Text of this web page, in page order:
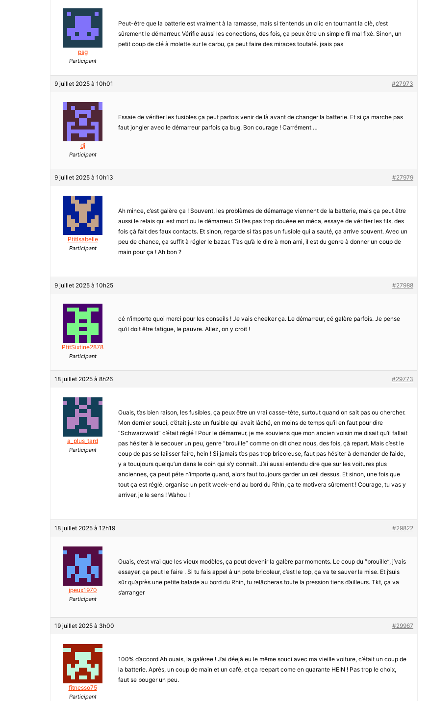
psg
Participant
Peut-être que la batterie est vraiment à la ramasse, mais si t’entends un clic en tournant la clè, c’est
sûrement le démarreur. Vérifie aussi les conections, des fois, ça peux être un simple fil mal fixé. Sinon, un
petit coup de clé à molette sur le carbu, ça peut faire des miraces toutafé. jsais pas
9 juillet 2025 à 10h01 #27973
dj
Participant
Essaie de vérifier les fusibles ça peut parfois venir de là avant de changer la batterie. Et si ça marche pas
faut jongler avec le démarreur parfois ça bug. Bon courage ! Carrément …
9 juillet 2025 à 10h13 #27979
PtitIsabelle
Participant
Ah mince, c’est galère ça ! Souvent, les problèmes de démarrage viennent de la batterie, mais ça peut être
aussi le relais qui est mort ou le démarreur. Si t’es pas trop douéee en méca, essaye de vérifier les fils, des
fois çà fait des faux contacts. Et sinon, regarde si t’as pas un fusible qui a sauté, ça arrive souvent. Avec un
peu de chance, ça suffit à régler le bazar. T’as qu’à le dire à mon ami, il est du genre à donner un coup de
main pour ça ! Ah bon ?
9 juillet 2025 à 10h25 #27988
PtitSixtine2878
Participant
cé n’importe quoi merci pour les conseils ! Je vais cheeker ça. Le démarreur, cé galère parfois. Je pense
qu’il doit être fatigue, le pauvre. Allez, on y croit !
18 juillet 2025 à 8h26 #29773
a_plus_tard
Participant
Ouais, t’as bien raison, les fusibles, ça peux être un vrai casse-tête, surtout quand on sait pas ou chercher.
Mon dernier souci, c’était juste un fusible qui avait lâché, en moins de temps qu’il en faut pour dire
“Schwarzwald” c’était réglé ! Pour le démarreur, je me souviens que mon ancien voisin me disait qu’il fallait
pas hésiter à le secouer un peu, genre “brouille” comme on dit chez nous, des fois, çà repart. Mais c’est le
coup de pas se laiisser faire, hein ! Si jamais t’es pas trop bricoleuse, faut pas hésiter à demander de l’aide,
y a touujours quelqu’un dans le coin qui s’y connaît. J’ai aussi entendu dire que sur les voitures plus
anciennes, ça peut péte n’importe quand, alors faut toujours garder un œil dessus. Et sinon, une fois que
tout ça est réglé, organise un petit week-end au bord du Rhin, ça te motivera sûrement ! Courage, tu vas y
arriver, je le sens ! Wahou !
18 juillet 2025 à 12h19 #29822
jpeux1970
Participant
Ouais, c’est vrai que les vieux modèles, ça peut devenir la galère par moments. Le coup du “brouille”, j’vais
essayer, ça peut le faire . Si tu fais appel à un pote bricoleur, c’est le top, ça va te sauver la mise. Et j’suis
sûr qu’après une petite balade au bord du Rhin, tu relâcheras toute la pression tiens d’ailleurs. Tkt, ça va
s’arranger
19 juillet 2025 à 3h00 #29967
fitnesso75
Participant
100% d’accord Ah ouais, la galèree ! J’ai déejà eu le même souci avec ma vieille voiture, c’était un coup de
la batterie. Après, un coup de main et un café, et ça reepart come en quarante HEIN ! Pas trop le choix,
faut se bouger un peu.